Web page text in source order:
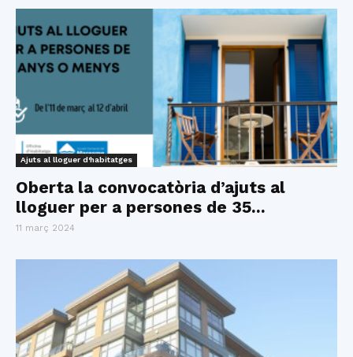
Ajuts al lloguer d'habitatges
Oberta la convocatòria d’ajuts al
lloguer per a persones de 35...
11 març 2024